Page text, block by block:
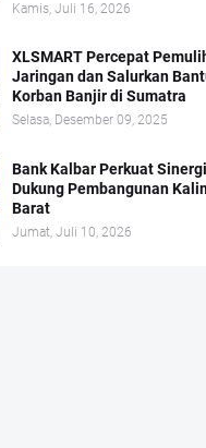
Kamis, Juli 16, 2026
XLSMART Percepat
Jaringan dan Salurkan
Korban Banjir di Sumatra
Selasa, Desember 09, 2025
Bank Kalbar Perkuat
Dukung Pembangunan
Barat
Jumat, Juli 10, 2026